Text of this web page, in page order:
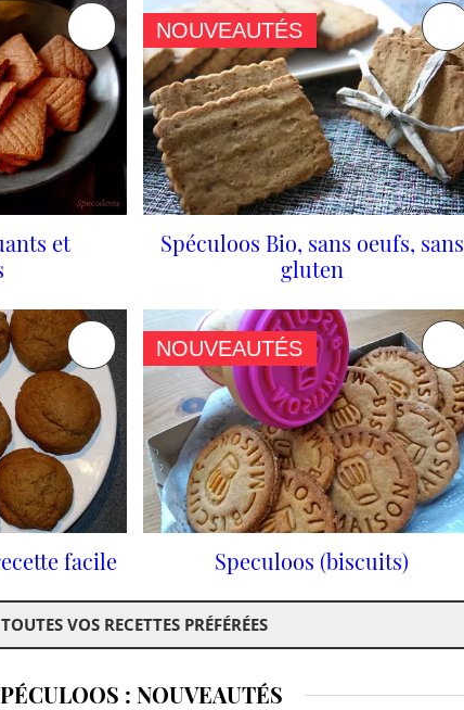
et
NOUVEAUTÉS
Spéculoos Bio, sans oeufs, sans
gluten
facile
NOUVEAUTÉS
Speculoos (biscuits)
TOUTES VOS RECETTES PRÉFÉRÉES
: NOUVEAUTÉS